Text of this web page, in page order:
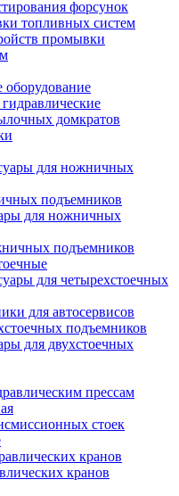
форсунок
топливных систем
промывки
оборудование
домкратов
для ножничных
подъемников
для ножничных
подъемников
для четырехстоечных
для автосервисов
подъемников
для двухстоечных
прессам
стоек
кранов
кранов